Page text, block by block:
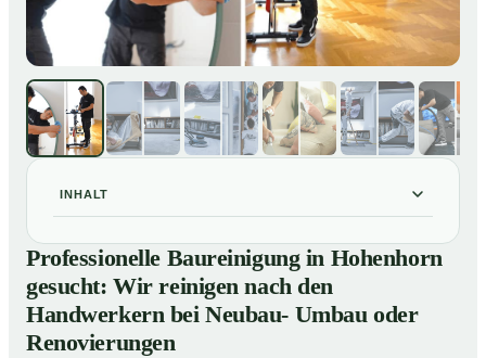
INHALT
01 Professionelle Baureinigung in Hohenhorn gesucht: Wir
reinigen nach den Handwerkern bei Neubau- Umbau
oder Renovierungen
02Baureinigung in Hohenhorn – Profis im Einsatz
Professionelle Baureinigung in Hohenhorn
gesucht: Wir reinigen nach den
Handwerkern bei Neubau- Umbau oder
Renovierungen